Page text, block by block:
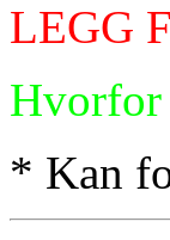
LEGG
Hvorfor
* Kan